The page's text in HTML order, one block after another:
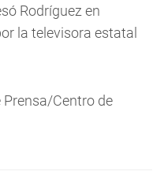
Rodríguez en
la televisora estatal
Centro de